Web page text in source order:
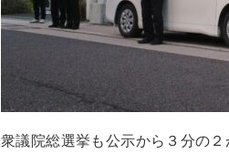
衆議院総選挙も公示から３分の